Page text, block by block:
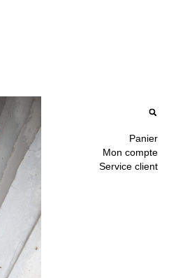
Panier
Mon compte
Service client